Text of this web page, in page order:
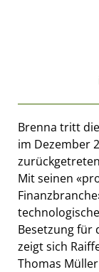
Brenna tritt
im Dezember
Mit seinen
Besetzung für
zeigt sich
Thomas